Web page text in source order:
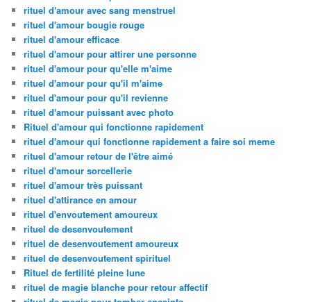
rituel d'amour avec sang menstruel
rituel d'amour bougie rouge
rituel d'amour efficace
rituel d'amour pour attirer une personne
rituel d'amour pour qu'elle m'aime
rituel d'amour pour qu'il m'aime
rituel d'amour pour qu'il revienne
rituel d'amour puissant avec photo
Rituel d'amour qui fonctionne rapidement
rituel d'amour qui fonctionne rapidement a faire soi meme
rituel d'amour retour de l'être aimé
rituel d'amour sorcellerie
rituel d'amour très puissant
rituel d'attirance en amour
rituel d'envoutement amoureux
rituel de desenvoutement
rituel de desenvoutement amoureux
rituel de desenvoutement spirituel
Rituel de fertilité pleine lune
rituel de magie blanche pour retour affectif